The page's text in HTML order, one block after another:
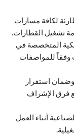
لكافة مسارات
تشغيل القطارات.
المتخصصة في
وفقاً للمواصفات
استقرار
فرق الإشراف
أثناء العمل